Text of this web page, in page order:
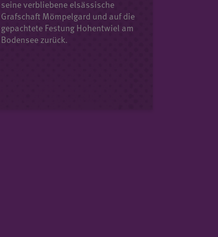
seine verbliebene elsässische
Grafschaft Mömpelgard und auf die
gepachtete Festung Hohentwiel am
Bodensee zurück.